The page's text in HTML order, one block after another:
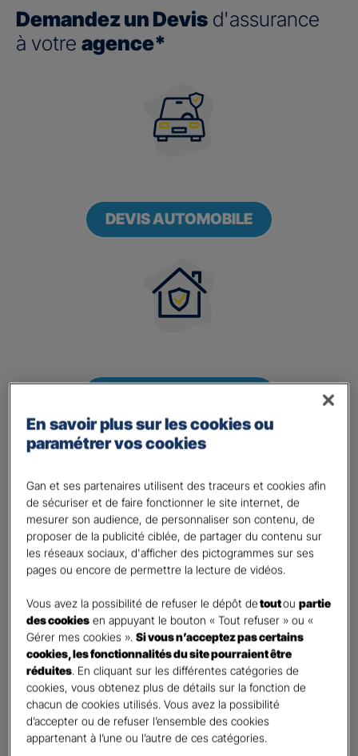
Demandez un Devis d'assurance
à votre agence*
DEVIS AUTOMOBILE
DEVIS EMPRUNTEUR
DEVIS PREVOYANCE
En savoir plus sur les cookies ou
paramétrer vos cookies
Gan et ses partenaires utilisent des traceurs et cookies afin
de sécuriser et de faire fonctionner le site internet, de
mesurer son audience, de personnaliser son contenu, de
proposer de la publicité ciblée, de partager du contenu sur
les réseaux sociaux, d'afficher des pictogrammes sur ses
pages ou encore de permettre la lecture de vidéos.
Vous avez la possibilité de refuser le dépôt detoutoupartie
des cookies en appuyant le bouton « Tout refuser » ou «
Gérer mes cookies ».Si vous n’acceptez pas certains
cookies, les fonctionnalités du site pourraient être
réduites . En cliquant sur les différentes catégories de
cookies, vous obtenez plus de détails sur la fonction de
chacun de cookies utilisés. Vous avez la possibilité
d’accepter ou de refuser l’ensemble des cookies
appartenant à l’une ou l’autre de ces catégories.